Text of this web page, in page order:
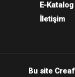
E-Katalog
İletişim
Bu site